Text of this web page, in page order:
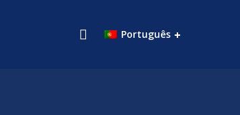
Português